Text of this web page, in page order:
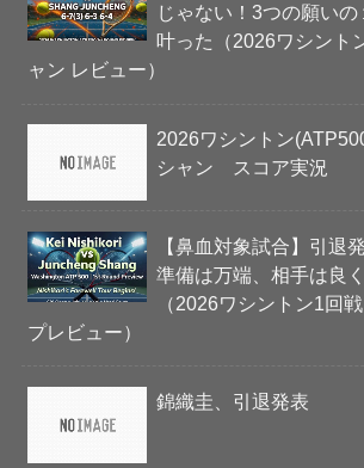
じゃない！3つの願いの
叶った（2026ワシント
ャン レビュー）
2026ワシントン
シャン スコア実況
【鼻血対象試合】引退
準備は万端、相手は良
（2026ワシントン1
プレビュー）
錦織圭、引退発表